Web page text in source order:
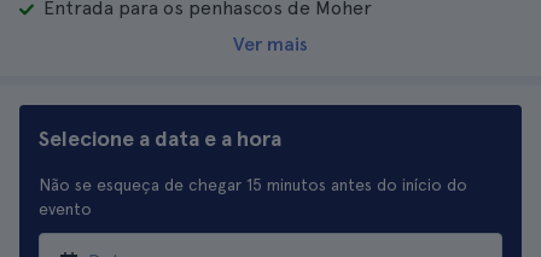
Entrada para os penhascos de Moher
Ver mais
Selecione a data e a hora
Não se esqueça de chegar 15 minutos antes do início do
evento